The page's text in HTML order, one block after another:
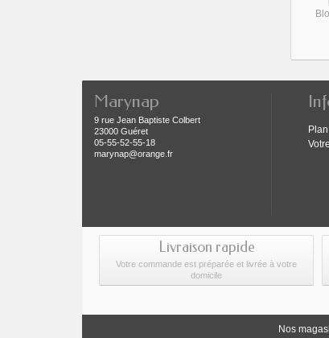
Marynap
9 rue Jean Baptiste Colbert
23000 Guéret
05-55-52-55-18
marynap@orange.fr
Livraison rapide
Votre commande est préparée et livrée à votre
domicile
Nos